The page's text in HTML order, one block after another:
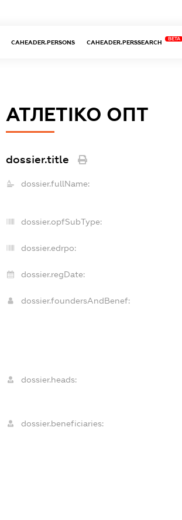
CAHEADER.PERSONS CAHEADER.PERSSEARCH
BETA
АТЛЕТІКО ОПТ
dossier.title
dossier.fullName:
dossier.opfSubType:
dossier.edrpo:
dossier.regDate:
dossier.foundersAndBenef:
dossier.heads:
dossier.beneficiaries: